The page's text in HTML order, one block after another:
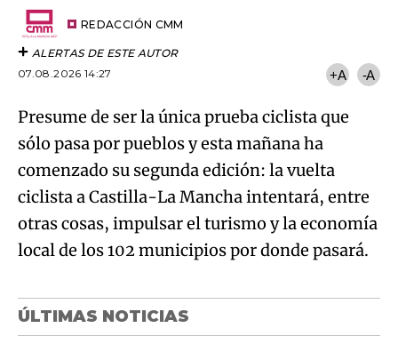
REDACCIÓN CMM
ALERTAS DE ESTE AUTOR
07.08.2026 14:27
+A -A
Presume de ser la única prueba ciclista que
sólo pasa por pueblos y esta mañana ha
comenzado su segunda edición: la vuelta
ciclista a Castilla-La Mancha intentará, entre
otras cosas, impulsar el turismo y la economía
local de los 102 municipios por donde pasará.
ÚLTIMAS NOTICIAS